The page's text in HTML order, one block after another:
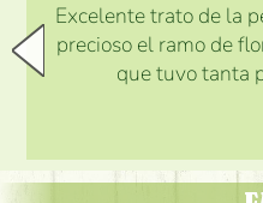
Excelente trato de la
precioso el ramo de
que tuvo tanta